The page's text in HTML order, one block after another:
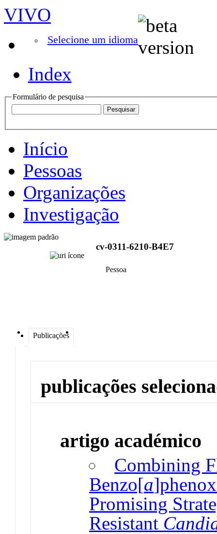
VIVO
Selecione um idioma
Index
Formulário de pesquisa
Início
Pessoas
Organizações
Investigação
cv-0311-6210-B4E7
Pessoa
Publicações
publicações
artigo académico
Combining
Benzo[a
Promising
Resistant